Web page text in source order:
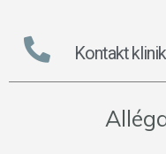
Kontakt